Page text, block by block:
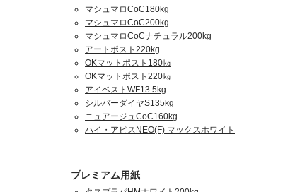
マシュマロCoC180kg
マシュマロCoC200kg
マシュマロCoCナチュラル200kg
アートポスト220kg
OKマットポスト180㎏
OKマットポスト220㎏
アイベストWF13.5kg
シルバーダイヤS135kg
ニュアージュCoC160kg
ハイ・アピスNEO(F) マックスホワイト
プレミアム用紙